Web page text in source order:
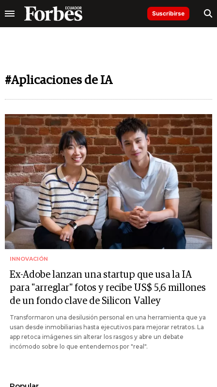
Suscribirse
#Aplicaciones de IA
INNOVACIÓN
Ex-Adobe lanzan una startup que usa la IA
para "arreglar" fotos y recibe US$ 5,6 millones
de un fondo clave de Silicon Valley
Transformaron una desilusión personal en una herramienta que ya
usan desde inmobiliarias hasta ejecutivos para mejorar retratos. La
app retoca imágenes sin alterar los rasgos y abre un debate
incómodo sobre lo que entendemos por "real".